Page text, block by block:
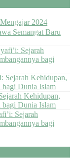
2024
Semangat Baru
Sejarah
bagi
Sejarah Kehidupan,
bagi Dunia Islam
Kehidupan,
bagi Dunia Islam
Sejarah
bagi